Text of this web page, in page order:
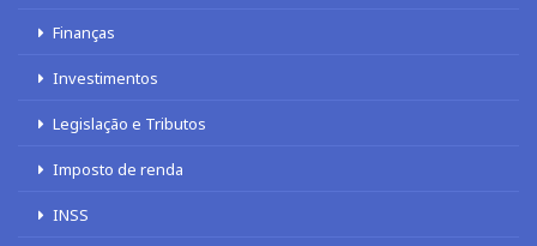
Finanças
Investimentos
Legislação e Tributos
Imposto de renda
INSS